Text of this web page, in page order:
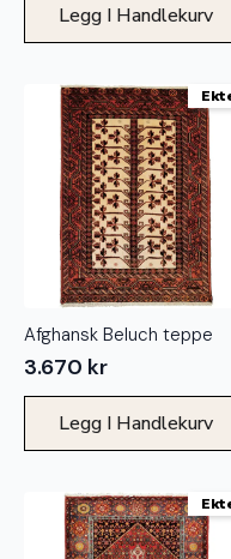
Legg I Handlekurv
Afghansk Beluch teppe
3.670 kr
Legg I Handlekurv